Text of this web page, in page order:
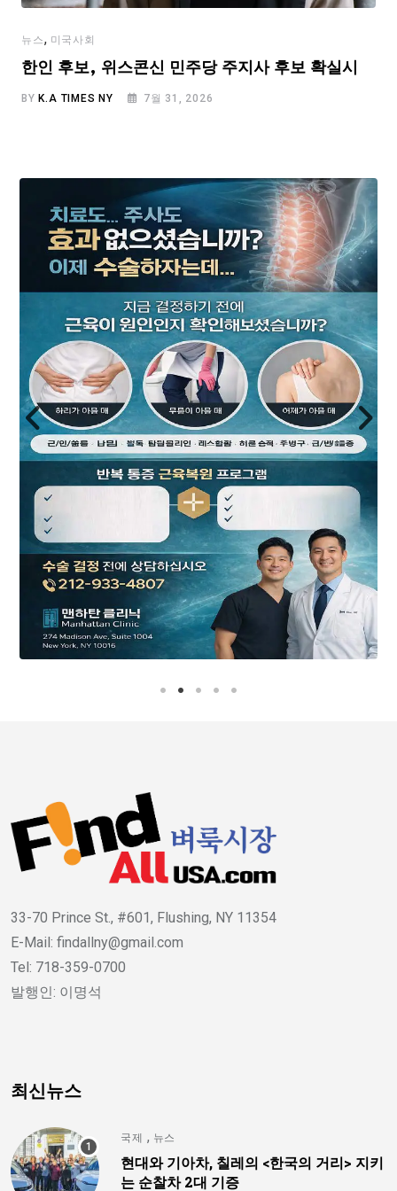
뉴스, 미국사회
한인 후보, 위스콘신 민주당 주지사 후보 확실시
BY K.A TIMES NY 7월 31, 2026
33-70 Prince St., #601, Flushing, NY 11354
E-Mail: findallny@gmail.com
Tel: 718-359-0700
발행인: 이명석
최신뉴스
국제 , 뉴스
현대와 기아차, 칠레의 <한국의 거리> 지키
는 순찰차 2대 기증